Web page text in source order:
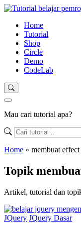
Home
Tutorial
Shop
Circle
Demo
CodeLab
Mau cari tutorial apa?
Home » membuat
Topik
Artikel, tutorial dan
JQuery JQuery Dasar